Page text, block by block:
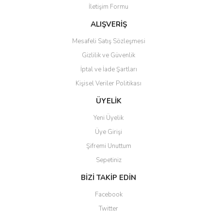
Ürün fiyatı diğer sitelerden daha pahalı.
Bu ürüne benzer farklı alternatifler olmalı.
Gönder
İletişim Formu
ALIŞVERİŞ
Mesafeli Satış Sözleşmesi
Gizlilik ve Güvenlik
İptal ve İade Şartları
Kişisel Veriler Politikası
ÜYELİK
Yeni Üyelik
Üye Girişi
Şifremi Unuttum
Sepetiniz
BİZİ TAKİP EDİN
Facebook
Twitter